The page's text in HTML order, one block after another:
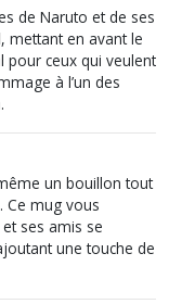
de Naruto et de ses
, mettant en avant le
pour ceux qui veulent
à l’un des
un bouillon tout
Ce mug vous
ses amis se
une touche de